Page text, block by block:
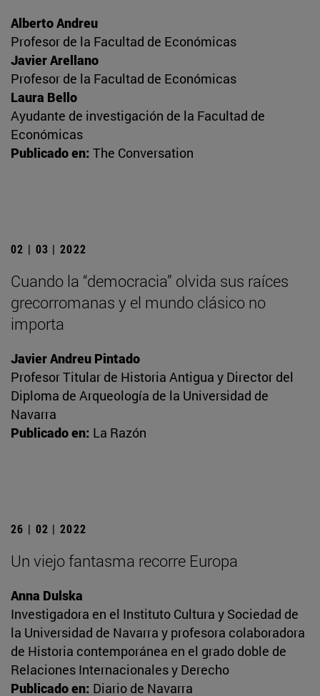
Alberto Andreu
Profesor de la Facultad de Económicas
Javier Arellano
Profesor de la Facultad de Económicas
Laura Bello
Ayudante de investigación de la Facultad de
Económicas
Publicado en: The Conversation
02 | 03 | 2022
Cuando la “democracia” olvida sus raíces
grecorromanas y el mundo clásico no
importa
Javier Andreu Pintado
Profesor Titular de Historia Antigua y Director del
Diploma de Arqueología de la Universidad de
Navarra
Publicado en: La Razón
26 | 02 | 2022
Un viejo fantasma recorre Europa
Anna Dulska
Investigadora en el Instituto Cultura y Sociedad de
la Universidad de Navarra y profesora colaboradora
de Historia contemporánea en el grado doble de
Relaciones Internacionales y Derecho
Publicado en: Diario de Navarra